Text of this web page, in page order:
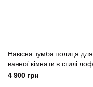
Навісна тумба полиця для
ванної кімнати в стилі лофт
EcoLoft Ровена DSP-1515
4 900 грн